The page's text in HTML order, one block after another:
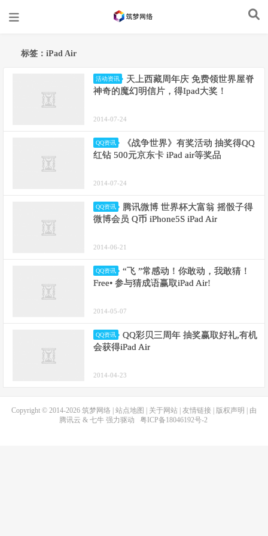
标签：iPad Air
活动资讯
天上西藏周年庆 免费领世界屋脊
神奇的魔幻明信片，得Ipad大奖！
2014-07-24
QQ资讯
《战争世界》有奖活动 抽奖得QQ
红钻 500元京东卡 iPad air等奖品
2014-07-24
QQ资讯
腾讯微博 世界杯大富翁 摇骰子得
微博会员 Q币 iPhone5S iPad Air
2014-06-21
QQ资讯
“飞 ”常感动！你敢动，我敢猜！
Free• 参与猜成语赢取iPad Air!
2014-05-07
QQ资讯
QQ彩贝三周年 抽奖赢取好礼,有机
会获得iPad Air
2014-04-23
Copyright © 2014-2026 筑梦网络 站点地图 关于网站 友情链接 版权声明
| 由
腾讯云 & 七牛强力驱动 粤ICP备18046192号-2